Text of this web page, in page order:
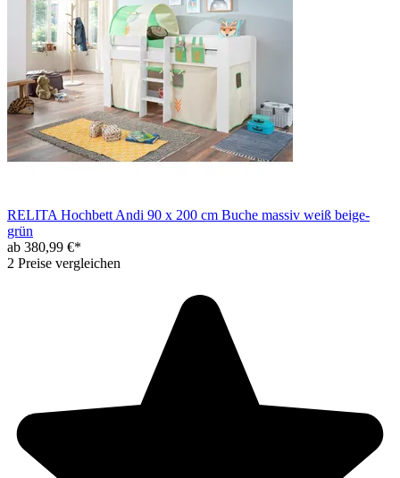
RELITA Hochbett Andi 90 x 200 cm Buche massiv weiß beige-
grün
ab 380,99 €*
2 Preise vergleichen